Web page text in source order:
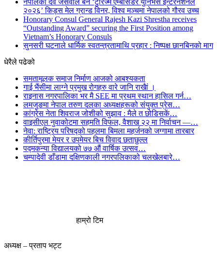
२०२६’ किड्स मेल ग्रान्ड विनर, विश्व मञ्चमा नेपालको गौरव उच्च
Honorary Consul General Rajesh Kazi Shrestha receives
“Outstanding Award” securing the First Position among
Vietnam’s Honorary Consuls
सुनसरी घटनाले धार्मिक स्वतन्त्रतामाथि प्रहार : निष्पक्ष छानबिनको माग
धेरैले पढेको
समतामूलक समाज निर्माण आजको आबश्यकता
गाई भैंसीमा लाग्ने प्रमुख रोगहरु वारे जानि राखैां ।
राइनास नगरपालिका भर मै SEE मा प्रथम स्थान हासिल गर्न…
लमजुङमा नेपाल तरुण दलका अध्यक्षहरूको संयुक्त प्रेस…
कांग्रेस नेता शिवराज जोशीको सुझाव : मैले त छोडिसकें…
वाइसीएल नुवाकोटमा सहमति विफल, वैशाख २२ मा निर्वाचन —…
नेवा: राष्ट्रिय परिषद्को पहलमा बिमला महर्जनको जग्गामा तारबार
कीर्तिपुरमा मेयर र उपमेयर बिच विवाद छताछुल्ल
पद्मकन्या विद्यालयको ७७ औं ‌‌वार्षिक ‌उत्सव…
चम्पादेवी डाँडामा दक्षिणकाली नगरपलिकाको चलखेलबारे…
हाम्रो टिम
अध्यक्ष – प्रताप भट्ट